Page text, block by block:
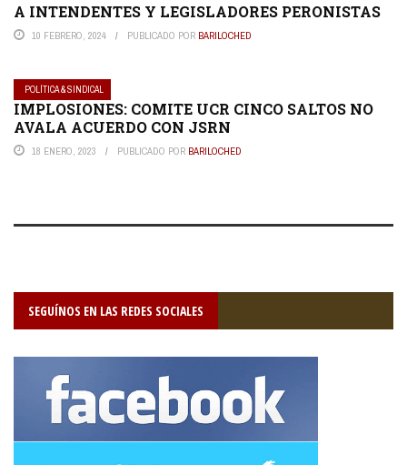
A INTENDENTES Y LEGISLADORES PERONISTAS
10 FEBRERO, 2024 PUBLICADO POR BARILOCHED
POLÍTICA & SINDICAL
IMPLOSIONES: COMITE UCR CINCO SALTOS NO
AVALA ACUERDO CON JSRN
18 ENERO, 2023 PUBLICADO POR BARILOCHED
SEGUÍNOS EN LAS REDES SOCIALES